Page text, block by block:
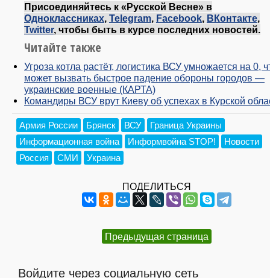
Присоединяйтесь к «Русской Весне» в
Одноклассниках, Telegram, Facebook, ВКонтакте,
Twitter, чтобы быть в курсе последних новостей.
Читайте также
Угроза котла растёт, логистика ВСУ умножается на 0,
может вызвать быстрое падение обороны городов —
украинские военные (КАРТА)
Командиры ВСУ врут Киеву об успехах в Курской
Армия России Брянск ВСУ
Граница Украины
Информационная война
Информвойна STOP!
Новости
Россия
СМИ Украина
ПОДЕЛИТЬСЯ
Предыдущая страница
Войдите через социальную сеть